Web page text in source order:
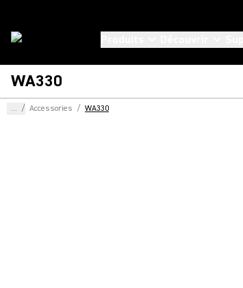
WA330
... / Accessories / WA330